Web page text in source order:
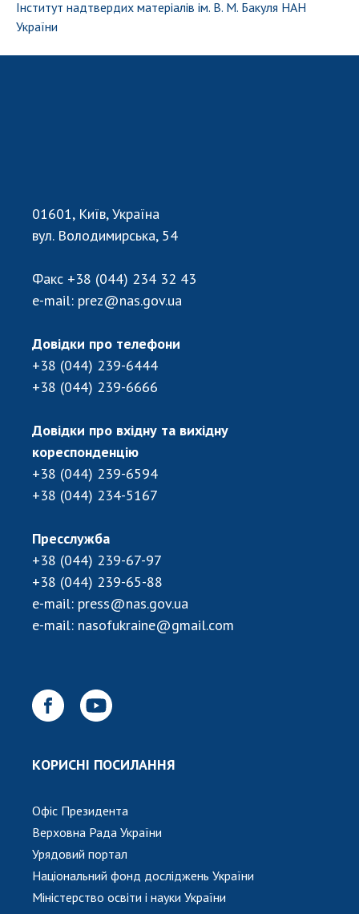
Інститут надтвердих матеріалів ім. В. М. Бакуля НАН
України
01601, Київ, Україна
вул. Володимирська, 54
Факс +38 (044) 234 32 43
e-mail: prez@nas.gov.ua
Довідки про телефони
+38 (044) 239-6444
+38 (044) 239-6666
Довідки про вхідну та вихідну
кореспонденцію
+38 (044) 239-6594
+38 (044) 234-5167
Пресслужба
+38 (044) 239-67-97
+38 (044) 239-65-88
e-mail: press@nas.gov.ua
e-mail: nasofukraine@gmail.com
КОРИСНІ ПОСИЛАННЯ
Офіс Президента
Верховна Рада України
Урядовий портал
Національний фонд досліджень України
Міністерство освіти і науки України